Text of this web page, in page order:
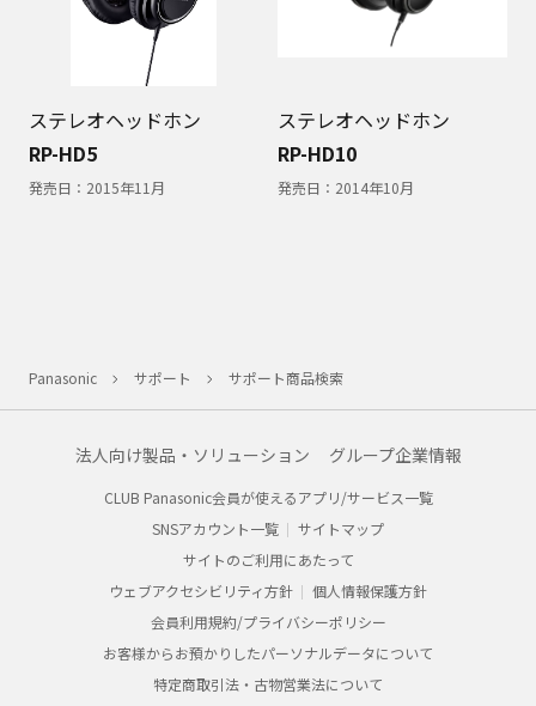
ステレオヘッドホン
RP-HD5
発売日： 2015年11月
ステレオヘッドホン
RP-HD10
発売日： 2014年10月
Panasonic サポート サポート商品検索
法人向け製品・ソリューション グループ企業情報
CLUB Panasonic会員が使えるアプリ/サービス一覧
SNSアカウント一覧
サイトマップ
サイトのご利用にあたって
ウェブアクセシビリティ方針
個人情報保護方針
会員利用規約/プライバシーポリシー
お客様からお預かりしたパーソナルデータについて
特定商取引法・古物営業法について